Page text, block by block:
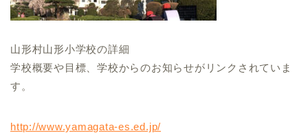
山形村山形小学校の詳細
学校概要や目標、学校からのお知らせがリンクされていま
す。
http://www.yamagata-es.ed.jp/